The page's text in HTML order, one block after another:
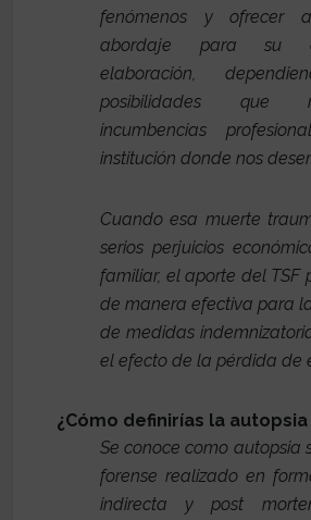
fenómenos y ofrecer
abordaje para su
elaboración,
posibilidades que
incumbencias
institución donde nos
Cuando esa muerte
serios perjuicios
familiar, el aporte del TSF
de manera efectiva para
de medidas
el efecto de la pérdida de
¿Cómo definirías la autopsia
Se conoce como autopsia
forense realizado en
indirecta y post